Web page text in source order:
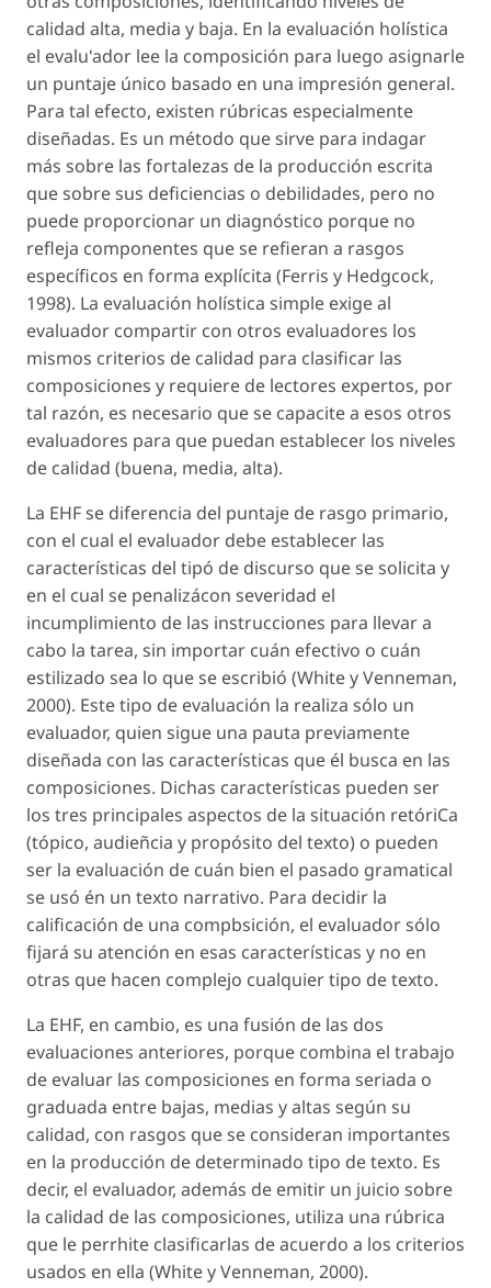
calidad alta, media y baja. En la evaluación holística
el evalu'ador lee la composición para luego asignarle
un puntaje único basado en una impresión general.
Para tal efecto, existen rúbricas especialmente
diseñadas. Es un método que sirve para indagar
más sobre las fortalezas de la producción escrita
que sobre sus deficiencias o debilidades, pero no
puede proporcionar un diagnóstico porque no
refleja componentes que se refieran a rasgos
específicos en forma explícita (Ferris y Hedgcock,
1998). La evaluación holística simple exige al
evaluador compartir con otros evaluadores los
mismos criterios de calidad para clasificar las
composiciones y requiere de lectores expertos, por
tal razón, es necesario que se capacite a esos otros
evaluadores para que puedan establecer los niveles
de calidad (buena, media, alta).
La EHF se diferencia del puntaje de rasgo primario,
con el cual el evaluador debe establecer las
características del tipó de discurso que se solicita y
en el cual se penalizácon severidad el
incumplimiento de las instrucciones para llevar a
cabo la tarea, sin importar cuán efectivo o cuán
estilizado sea lo que se escribió (White y Venneman,
2000). Este tipo de evaluación la realiza sólo un
evaluador, quien sigue una pauta previamente
diseñada con las características que él busca en las
composiciones. Dichas características pueden ser
los tres principales aspectos de la situación retóriCa
(tópico, audieñcia y propósito del texto) o pueden
ser la evaluación de cuán bien el pasado gramatical
se usó én un texto narrativo. Para decidir la
calificación de una compbsición, el evaluador sólo
fijará su atención en esas características y no en
otras que hacen complejo cualquier tipo de texto.
La EHF, en cambio, es una fusión de las dos
evaluaciones anteriores, porque combina el trabajo
de evaluar las composiciones en forma seriada o
graduada entre bajas, medias y altas según su
calidad, con rasgos que se consideran importantes
en la producción de determinado tipo de texto. Es
decir, el evaluador, además de emitir un juicio sobre
la calidad de las composiciones, utiliza una rúbrica
que le perrhite clasificarlas de acuerdo a los criterios
usados en ella (White y Venneman, 2000).